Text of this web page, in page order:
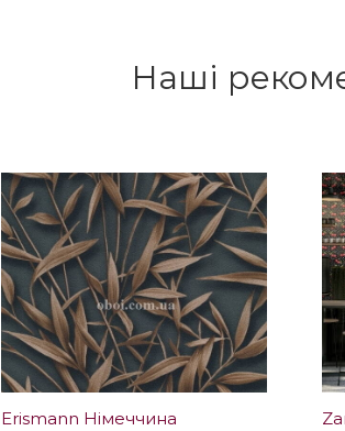
Наші
Erismann Німеччина